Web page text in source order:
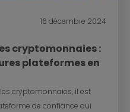
16 décembre 2024
cryptomonnaies :
plateformes en
cryptomonnaies, il est
de confiance qui